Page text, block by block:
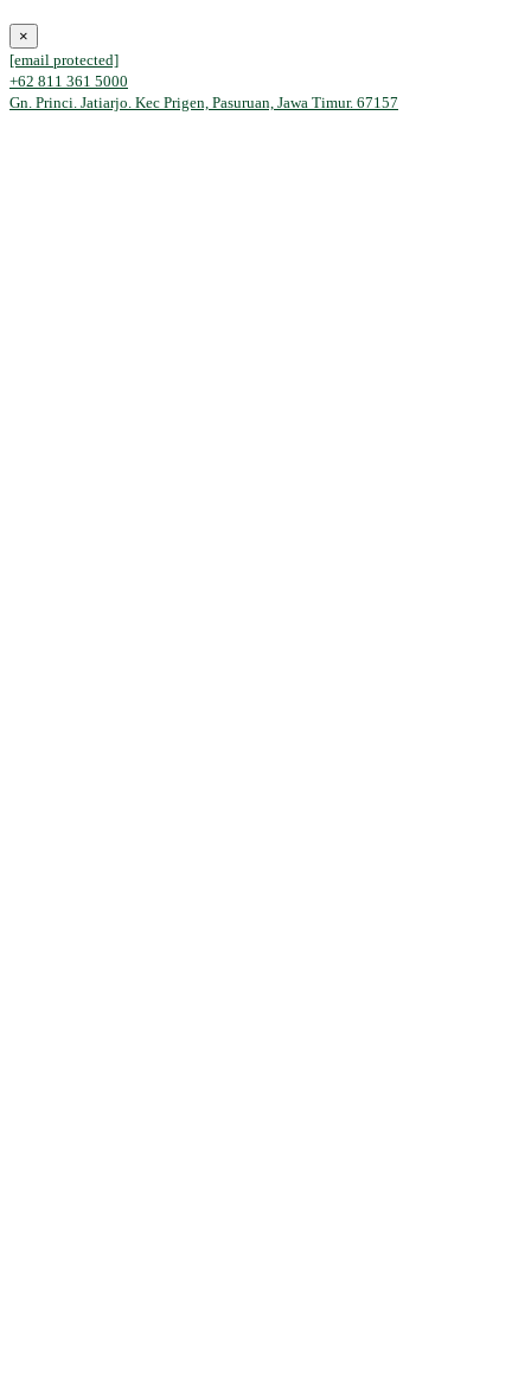
×
[email protected]
+62 811 361 5000
Gn. Princi. Jatiarjo. Kec Prigen, Pasuruan, Jawa Timur. 67157